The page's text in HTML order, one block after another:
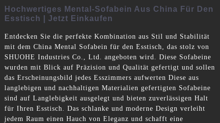
Hochwertiges Mental-Sofabein Aus China Für Den
Esstisch | Jetzt Einkaufen
Entdecken Sie die perfekte Kombination aus Stil und Stabilität
mit dem China Mental Sofabein für den Esstisch, das stolz von
SHUOHE Industries Co., Ltd. angeboten wird. Diese Sofabeine
wurden mit Blick auf Präzision und Qualität gefertigt und sollen
das Erscheinungsbild jedes Esszimmers aufwerten Diese aus
langlebigen und nachhaltigen Materialien gefertigten Sofabeine
sind auf Langlebigkeit ausgelegt und bieten zuverlässigen Halt
für Ihren Esstisch. Das schlanke und moderne Design verleiht
jedem Raum einen Hauch von Eleganz und schafft eine